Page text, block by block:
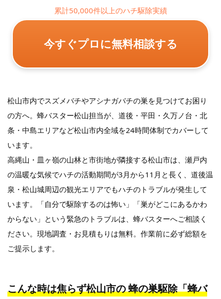
累計50,000件以上のハチ駆除実績
今すぐプロに無料相談する
松山市内でスズメバチやアシナガバチの巣を見つけてお困り
の方へ。蜂バスター松山担当が、道後・平田・久万ノ台・北
条・中島エリアなど松山市内全域を24時間体制でカバーして
います。
高縄山・皿ヶ嶺の山林と市街地が隣接する松山市は、瀬戸内
の温暖な気候でハチの活動期間が3月から11月と長く、道後温
泉・松山城周辺の観光エリアでもハチのトラブルが発生して
います。「自分で駆除するのは怖い」「巣がどこにあるかわ
からない」という緊急のトラブルは、蜂バスターへご相談く
ださい。現地調査・お見積もりは無料。作業前に必ず総額を
ご提示します。
こんな時は焦らず松山市の蜂の巣駆除「蜂バ